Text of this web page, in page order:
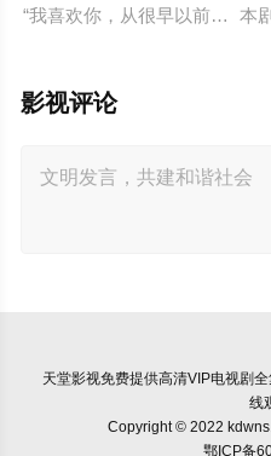
“我喜欢你，从很早以前就开本
影视评论
天堂影视免费提供高清VIP电视剧
线
Copyright © 2022
鄂ICP备